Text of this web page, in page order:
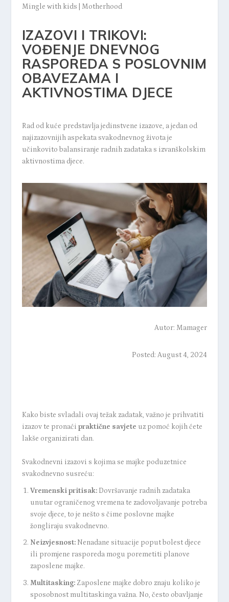
Mingle with kids Motherhood
IZAZOVI I TRIKOVI:
VOĐENJE DNEVNOG
RASPOREDA S POSLOVNIM
OBAVEZAMA I
AKTIVNOSTIMA DJECE
Rad od kuće predstavlja jedinstvene izazove, a jedan od
najizazovnijih aspekata svakodnevnog života je
učinkovito balansiranje radnih zadataka s izvanškolskim
aktivnostima djece.
Autor: Mamager
Posted: August 4, 2024
Kako biste svladali ovaj težak zadatak, važno je prihvatiti
izazov te pronaći praktične savjete uz pomoć kojih ćete
lakše organizirati dan.
Svakodnevni izazovi s kojima se majke poduzetnice
svakodnevno susreću:
Vremenski pritisak:Dovršavanje radnih zadataka
unutar ograničenog vremena te zadovoljavanje potreba
svoje djece, to je nešto s čime poslovne majke
žongliraju svakodnevno.
Neizvjesnost:Nenadane situacije poput bolest djece
ili promjene rasporeda mogu poremetiti planove
zaposlene majke.
Multitasking:Zaposlene majke dobro znaju koliko je
sposobnost multitaskinga važna. No, često obavljanje